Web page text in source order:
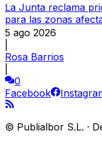
La Junta reclama
para las zonas
5 ago 2026
Rosa Barrios
0
Facebook
© Publialbor S.L. ·